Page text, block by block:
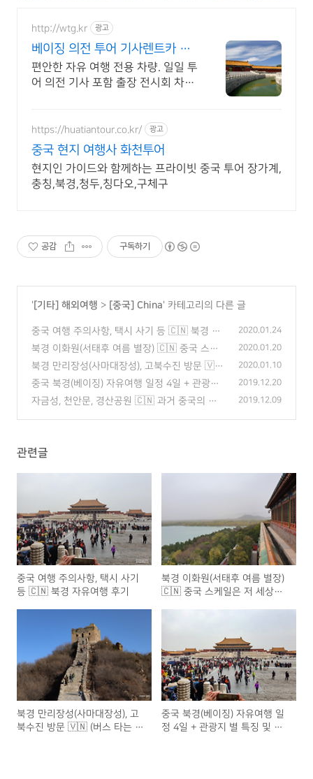
http://wtg.kr 광고
베이징 의전 투어 기사렌트카 차
량 서비스 전문 기업
편안한 자유 여행 전용 차량. 일일 투
어 의전 기사 포함 출장 전시회 차량
https://huatiantour.co.kr/ 광고
중국 현지 여행사 화천투어
현지인 가이드와 함께하는 프라이빗 중국 투어 장가계,
충칭,북경,청두,칭다오,구체구
공감 구독하기
' [기타] 해외여행 > [중국] China' 카테고리의 다른 글
중국 여행 주의사항, 택시 사기 등 🇨🇳 북경 자
유여행 후기
(2)
2020.01.24
북경 이화원(서태후 여름 별장) 🇨🇳 중국 스케
일은 저 세상 급..
(0)
2020.01.20
북경 만리장성(사마대장성), 고북수진 방문 🇻🇳
(버스 타는 방법)
(0)
2020.01.10
중국 북경(베이징) 자유여행 일정 4일 + 관광지
별 특징 및 후기
(2)
2019.12.20
자금성, 천안문, 경산공원 🇨🇳 과거 중국의 영
2019.12.09
관련글
중국 여행 주의사항, 택시 사기
등 🇨🇳 북경 자유여행 후기
북경 이화원(서태후 여름 별장)
🇨🇳 중국 스케일은 저 세상
북경 만리장성(사마대장성), 고
북수진 방문 🇻🇳 (버스 타는 방
중국 북경(베이징) 자유여행 일
정 4일 + 관광지 별 특징 및 후